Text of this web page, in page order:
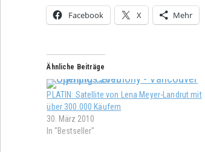
Facebook X Mehr
Ähnliche Beiträge
PLATIN: Satellite von Lena Meyer-Landrut mit
über 300.000 Käufern
30. März 2010
In "Bestseller"